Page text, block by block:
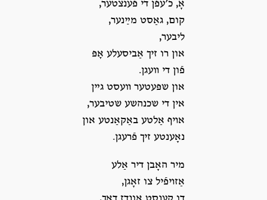
אָ, כ’עפֿן די פֿענצטער,
קום, גאַסט מײַנער,
ליבער,
און רו זיך אַביסעלע אָפּ
פֿון די װעגן.
און שפּעטער װעסט גײן
אין די שכנהשע שטיבער,
אױף אַלטע באַקאַנטע און
נאָענטע זיך פֿרעגן.
מיר האָבן דיר אַלע
אַזױפֿיל צו זאָגן,